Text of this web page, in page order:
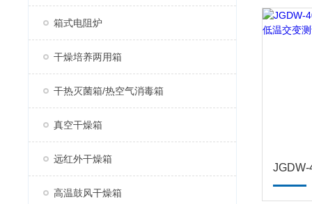
箱式电阻炉
干燥培养两用箱
干热灭菌箱/热空气消毒箱
真空干燥箱
远红外干燥箱
高温鼓风干燥箱